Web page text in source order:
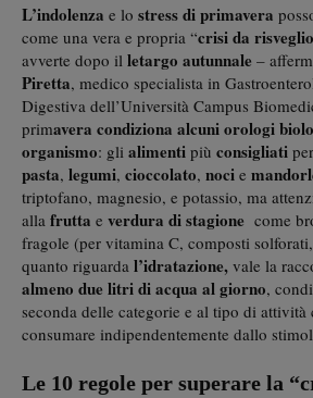
L’indolenza e lo stress di primavera
come una vera e propria “crisi da risveglio
avverte dopo il letargo autunnale –
Piretta, medico specialista in
Digestiva dell’Università Campus
primavera condiziona alcuni orologi
organismo: gli alimenti più consigliati
pasta, legumi, cioccolato, noci e
triptofano, magnesio, e potassio, ma
alla frutta e verdura di stagione come
fragole (per vitamina C, composti
quanto riguarda l’idratazione, vale la
almeno due litri di acqua al giorno,
seconda delle categorie e al tipo di attività
consumare indipendentemente dallo
Le 10 regole per superare la